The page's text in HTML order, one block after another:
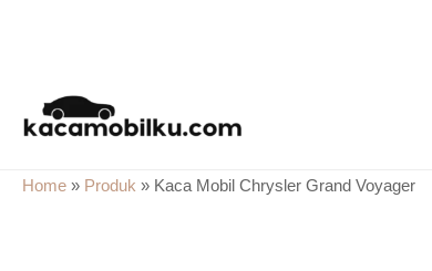
content
Home » Produk » Kaca Mobil Chrysler Grand Voyager